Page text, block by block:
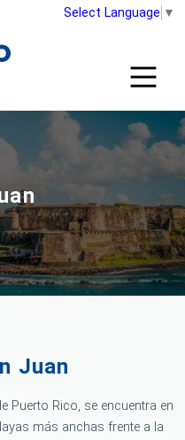
Select Language ▼
Juan
Puerto Rico, se encuentra en
más anchas frente a la